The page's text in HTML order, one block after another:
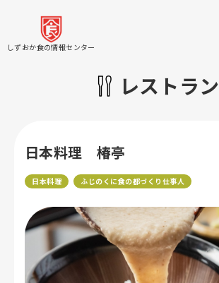
しずおか食の情報センター
レストラン
日本料理 椿亭
日本料理 ふじのくに食の都づくり仕事人